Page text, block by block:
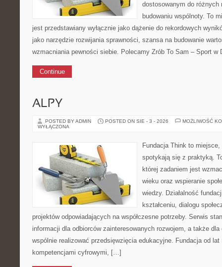
dostosowanym do
budowaniu wspólnoty. To
jest przedstawiany wyłącznie jako dążenie do rekordowych
jako narzędzie rozwijania sprawności, szansa na budowanie
wzmacniania pewności siebie. Polecamy Zrób To Sam – Sport
Continue
ALPY
POSTED BY ADMIN POSTED ON SIE - 3 - 2026
MOŻLIWOŚĆ
WYŁĄCZONA
Fundacja Think to
spotykają się z praktyką.
której zadaniem jest
wieku oraz wspieranie
wiedzy. Działalność
kształceniu, dialogu
projektów odpowiadających na współczesne potrzeby. Serwis
informacji dla odbiorców zainteresowanych rozwojem, a także
wspólnie realizować przedsięwzięcia edukacyjne. Fundacja od
kompetencjami cyfrowymi, […]